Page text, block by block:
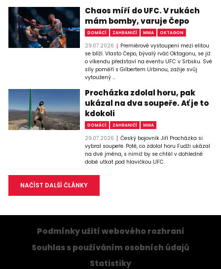
Chaos míří do UFC. V rukách
mám bomby, varuje Čepo
DOMÁCÍ ZAHRANIČÍ MMA OKTAGON
29.07.2026
Premiérové vystoupení mezi elitou
se blíží. Vlasto Čepo, bývalý rváč Oktagonu, se již
o víkendu představí na eventu UFC v Srbsku. Své
síly poměří s Gilbertem Urbinou, zažije svůj
vytoužený ...
Procházka zdolal horu, pak
ukázal na dva soupeře. Ať je to
kdokoli
DOMÁCÍ ZAHRANIČÍ MMA
29.07.2026
Český bojovník Jiří Procházka si
vybral soupeře. Poté, co zdolal horu Fudži ukázal
na dvě jména, s nimiž by se chtěl v dohledné
době utkat pod hlavičkou UFC.
NAČÍST DALŠÍ ČLÁNKY
Podmínky užití webového rozhraní
Souhlas s používáním osobních údajů
Statistiky